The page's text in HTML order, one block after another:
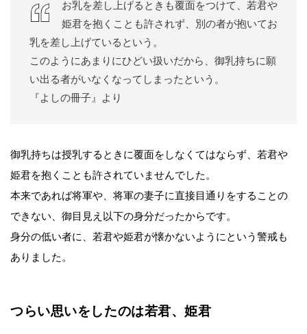
お乳を差し上げるときも覆面をつけて、若君や
姫君を抱くことも許されず、別の者が抱いてお
乳を差し上げているという。
このようにあまりにひどい扱いだから、御乳持ちに願
い出る者がいなくなってしまったという。
『よしの冊子』より
御乳持ちは授乳するときに覆面をしなくてはならず、若君や
姫君を抱くことも許されていませんでした。
本来であれば将軍や、将軍の妻子に直接目通りをすることの
できない、御目見え以下の身分だったからです。
身分の低い者に、若君や姫君が懐かないようにという警戒も
ありました。
つらい思いをしたのは若君、姫君